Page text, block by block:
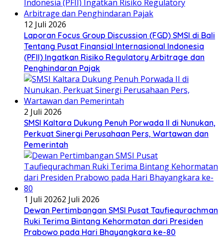
12 Juli 2026
Laporan Focus Group Discussion (FGD) SMSI di Bali
Tentang Pusat Finansial Internasional Indonesia
(PFII) Ingatkan Risiko Regulatory Arbitrage dan
Penghindaran Pajak
2 Juli 2026
SMSI Kaltara Dukung Penuh Porwada II di Nunukan,
Perkuat Sinergi Perusahaan Pers, Wartawan dan
Pemerintah
1 Juli 20262 Juli 2026
Dewan Pertimbangan SMSI Pusat Taufiequrachman
Ruki Terima Bintang Kehormatan dari Presiden
Prabowo pada Hari Bhayangkara ke-80